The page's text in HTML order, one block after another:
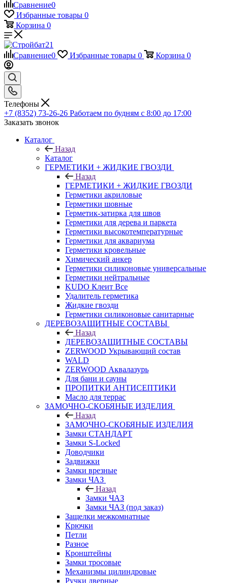
Сравнение0
Избранные товары 0
Корзина 0
Сравнение0 Избранные товары 0 Корзина 0
Телефоны
+7 (8352) 73-26-26 Работаем по будням с 8:00 до 17:00
Заказать звонок
Каталог
Назад
Каталог
ГЕРМЕТИКИ + ЖИДКИЕ ГВОЗДИ
Назад
ГЕРМЕТИКИ + ЖИДКИЕ ГВОЗДИ
Герметики акриловые
Герметики шовные
Герметик-затирка для швов
Герметики для дерева и паркета
Герметики высокотемпературные
Герметики для аквариума
Герметики кровельные
Химический анкер
Герметики силиконовые универсальные
Герметики нейтральные
KUDO Клеит Все
Удалитель герметика
Жидкие гвозди
Герметики силиконовые санитарные
ДЕРЕВОЗАЩИТНЫЕ СОСТАВЫ
Назад
ДЕРЕВОЗАЩИТНЫЕ СОСТАВЫ
ZERWOOD Укрывающий состав
WALD
ZERWOOD Аквалазурь
Для бани и сауны
ПРОПИТКИ АНТИСЕПТИКИ
Масло для террас
ЗАМОЧНО-СКОБЯНЫЕ ИЗДЕЛИЯ
Назад
ЗАМОЧНО-СКОБЯНЫЕ ИЗДЕЛИЯ
Замки СТАНДАРТ
Замки S-Locked
Доводчики
Задвижки
Замки врезные
Замки ЧАЗ
Назад
Замки ЧАЗ
Замки ЧАЗ (под заказ)
Защелки межкомнатные
Крючки
Петли
Разное
Кронштейны
Замки тросовые
Механизмы цилиндровые
Ручки дверные